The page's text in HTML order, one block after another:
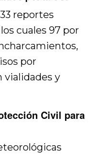
reportes
cuales 97 por
por
vialidades y
Civil para